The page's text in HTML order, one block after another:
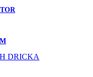
DRICKA